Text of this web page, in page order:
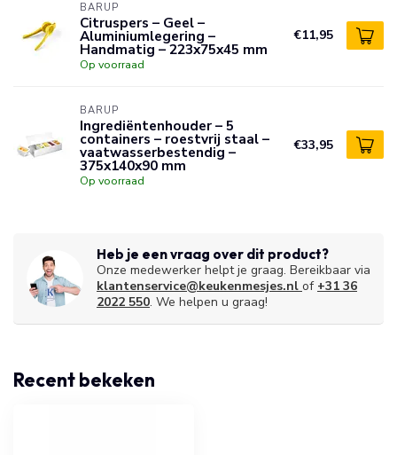
BARUP
Citruspers – Geel –
Aluminiumlegering –
Handmatig – 223x75x45 mm
Op voorraad
€11,95
BARUP
Ingrediëntenhouder – 5
containers – roestvrij staal –
vaatwasserbestendig –
375x140x90 mm
Op voorraad
€33,95
Heb je een vraag over dit product?
Onze medewerker helpt je graag. Bereikbaar via
klantenservice@keukenmesjes.nl of +31 36
2022 550. We helpen u graag!
Recent bekeken